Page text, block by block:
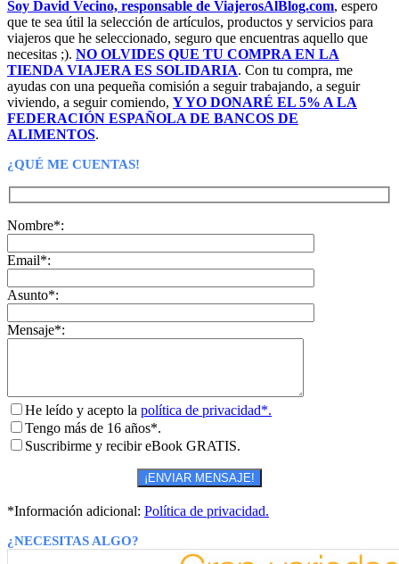
260,00€.36,00€.
Soy David Vecino, responsable de ViajerosAlBlog.com, espero
que te sea útil la selección de artículos, productos y servicios para
viajeros que he seleccionado, seguro que encuentras aquello que
necesitas ;). NO OLVIDES QUE TU COMPRA EN LA
TIENDA VIAJERA ES SOLIDARIA. Con tu compra, me
ayudas con una pequeña comisión a seguir trabajando, a seguir
viviendo, a seguir comiendo, Y YO DONARÉ EL 5% A LA
FEDERACIÓN ESPAÑOLA DE BANCOS DE
ALIMENTOS.
¿QUÉ ME CUENTAS!
Nombre*:
Email*:
Asunto*:
Mensaje*:
He leído y acepto la política de privacidad*.
Tengo más de 16 años*.
Suscribirme y recibir eBook GRATIS.
*Información adicional: Política de privacidad.
¿NECESITAS ALGO?